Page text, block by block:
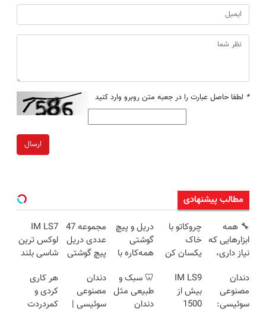
* لطفا حاصل عبارت را در جعبه متن روبرو وارد کنید
ارسال
مطالب پیشنهادی
🔧 همه
ابزارهایی که
نیاز داری،
جمع شده!
تخفیف به
مدت
چروکاتو با
خاک
یکسان کن
خانگی+آسان+به
صرفه)
دریل و پیچ
گوشتی
همه‌کاره با
هوشمند ⚙️
(نصف
قیمت بازار
مجموعه 47
عددی دریل
پیچ گوشتی
(تخفیف به
مدت
محدود)
IM LS7
لوکس ترین
شاسی بلند
دندان
مصنوعی
سوئیسی:
IM LS9
بیش از
1500
🦷 سبک و
طبیعی مثل
دندان
دندان
مصنوعی
سوئیسی |
هر کاری
کردی و
کمردردت